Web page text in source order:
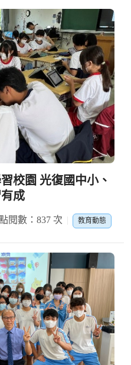
校園 光復國中小、
成
閱數：837 次 教育動態